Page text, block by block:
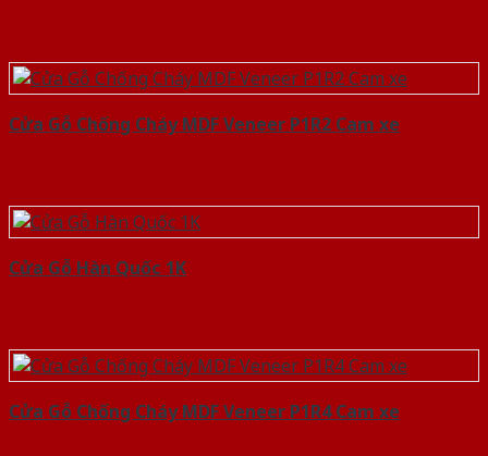
Cửa Gỗ Chống Cháy MDF Veneer P1R2 Cam xe
Cửa Gỗ Hàn Quốc 1K
Cửa Gỗ Chống Cháy MDF Veneer P1R4 Cam xe